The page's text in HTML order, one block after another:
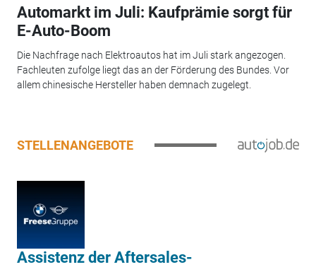
Automarkt im Juli: Kaufprämie sorgt für
E-Auto-Boom
Die Nachfrage nach Elektroautos hat im Juli stark angezogen.
Fachleuten zufolge liegt das an der Förderung des Bundes. Vor
allem chinesische Hersteller haben demnach zugelegt.
STELLENANGEBOTE
Assistenz der Aftersales-